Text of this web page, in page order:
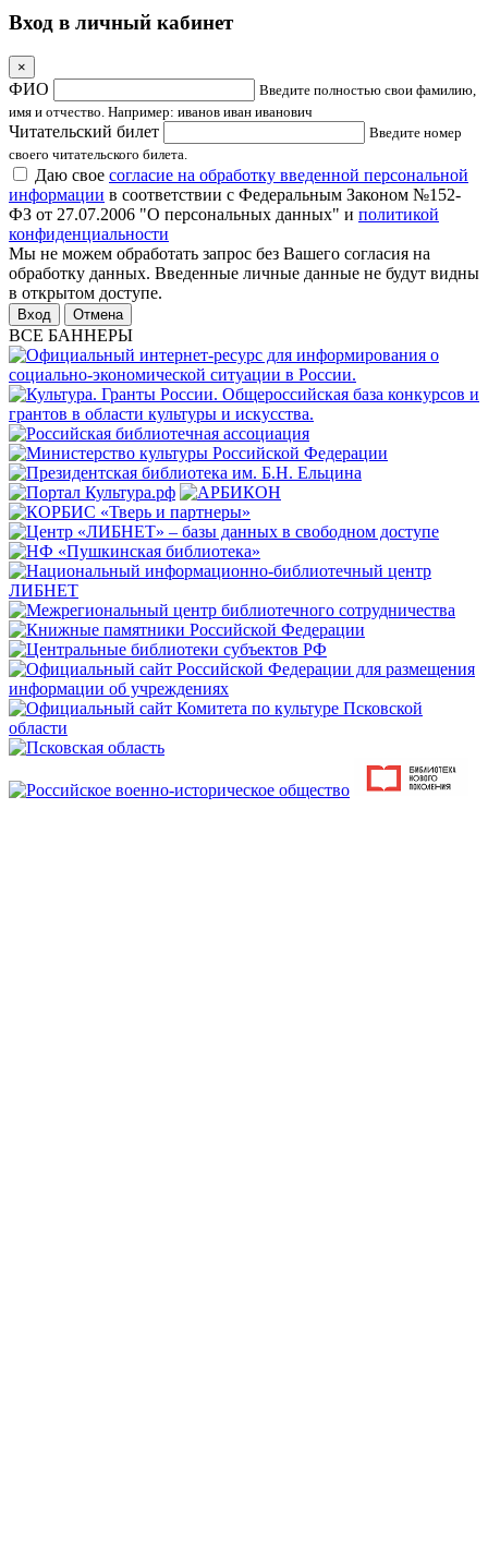
Вход в личный кабинет
×
ФИО
Введите полностью свои фамилию,
имя и отчество. Например: иванов иван иванович
Читательский билет
Введите номер
своего читательского билета.
Даю свое согласие на обработку введенной персональной
информации в соответствии с Федеральным Законом №152-
ФЗ от 27.07.2006 "О персональных данных" и политикой
конфиденциальности
Мы не можем обработать запрос без Вашего согласия на
обработку данных. Введенные личные данные не будут видны
в открытом доступе.
Отмена
ВСЕ БАННЕРЫ